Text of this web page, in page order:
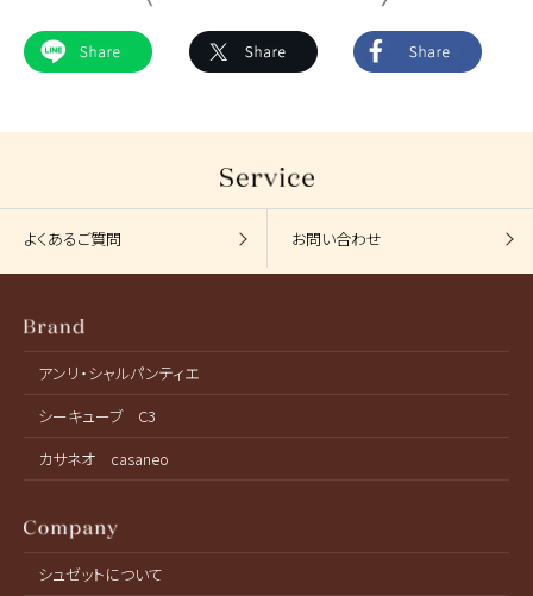
よくあるご質問 お問い合わせ
アンリ・シャルパンティエ
シーキューブ C3
カサネオ casaneo
シュゼットについて